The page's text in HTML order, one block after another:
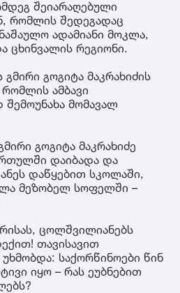
შეიარაღებული
რომლის შედეგადაც
ადამიანი მოკლა,
ცხინვალის რეგიონი.
გმირი გოგიტა მაკრახიძის
ამბავი
შემოუნახა მომავალ
გოგიტა მაკრახიძე
დაიბადა და
დაწყებით სკოლაში,
მეზობელ სოფელში –
ცოლშვილიანებს
თავისავით
საქორწინოები წინ
იყო – რას ეუბნებით